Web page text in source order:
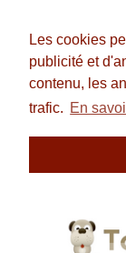
Les cookies
publicité et
contenu, les
trafic. En